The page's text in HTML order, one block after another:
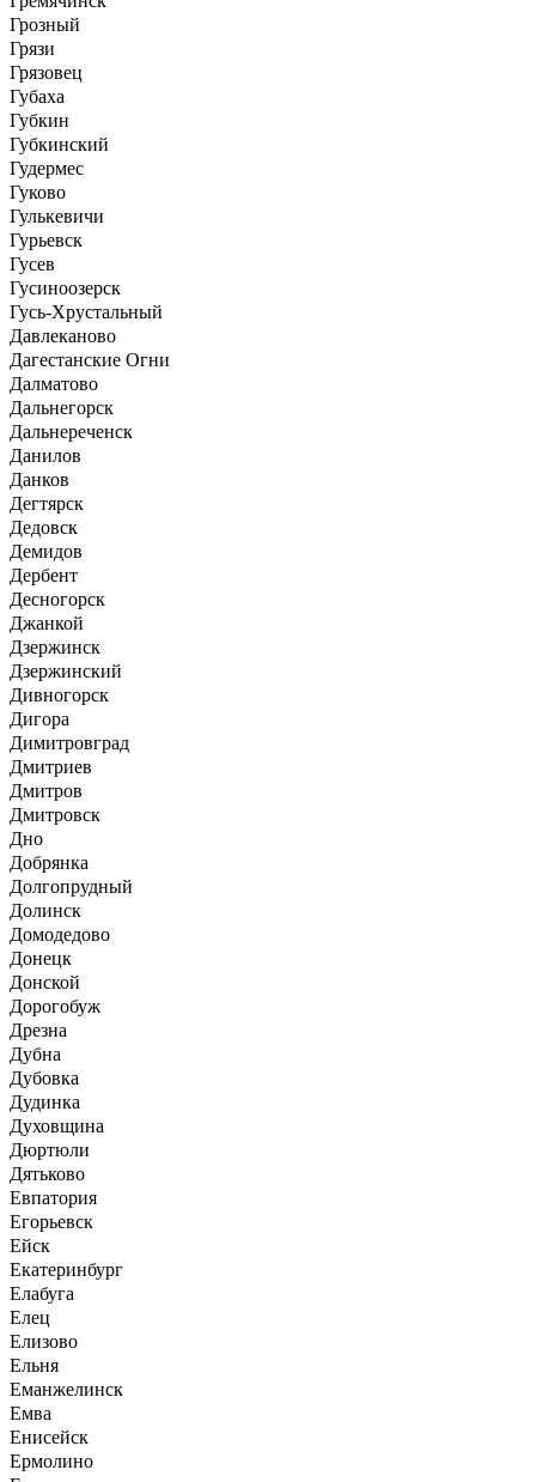
Грозный
Грязи
Грязовец
Губаха
Губкин
Губкинский
Гудермес
Гуково
Гулькевичи
Гурьевск
Гусев
Гусиноозерск
Гусь-Хрустальный
Давлеканово
Дагестанские Огни
Далматово
Дальнегорск
Дальнереченск
Данилов
Данков
Дегтярск
Дедовск
Демидов
Дербент
Десногорск
Джанкой
Дзержинск
Дзержинский
Дивногорск
Дигора
Димитровград
Дмитриев
Дмитров
Дмитровск
Дно
Добрянка
Долгопрудный
Долинск
Домодедово
Донецк
Донской
Дорогобуж
Дрезна
Дубна
Дубовка
Дудинка
Духовщина
Дюртюли
Дятьково
Евпатория
Егорьевск
Ейск
Екатеринбург
Елабуга
Елец
Елизово
Ельня
Еманжелинск
Емва
Енисейск
Ермолино